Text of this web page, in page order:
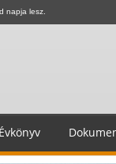
napja lesz.
Évkönyv